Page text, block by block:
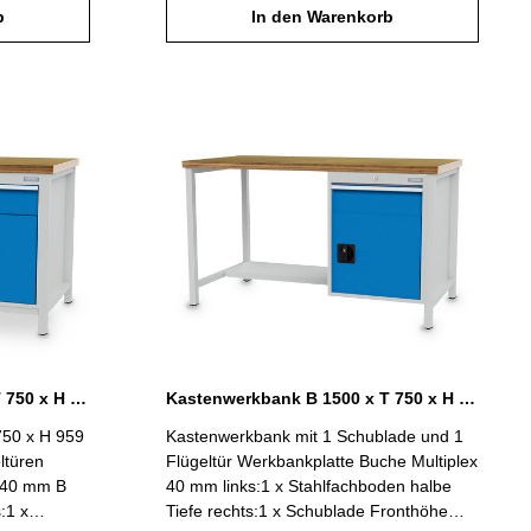
1000 kg
600 mm1 x Flügeltüre H 450 mm
Gesamtbelastung max. 1000 kg B 1500 x
In den Warenkorb
Kastenwerkbank B 1500 x T 750 x H 959 mm 2 x Schubladen R 24-24
x H 959
mm B
x
Kastenwerkbank B 1500 x T 750 x H 959 mm mit 1 Schublade und 1 Flügeltür R 18-24
Kastenwerkbank mit 1 Schublade und 1
Flügeltür Werkbankplatte Buche Multiplex
40 mm links:1 x Stahlfachboden halbe
Tiefe rechts:1 x Schublade Fronthöhe